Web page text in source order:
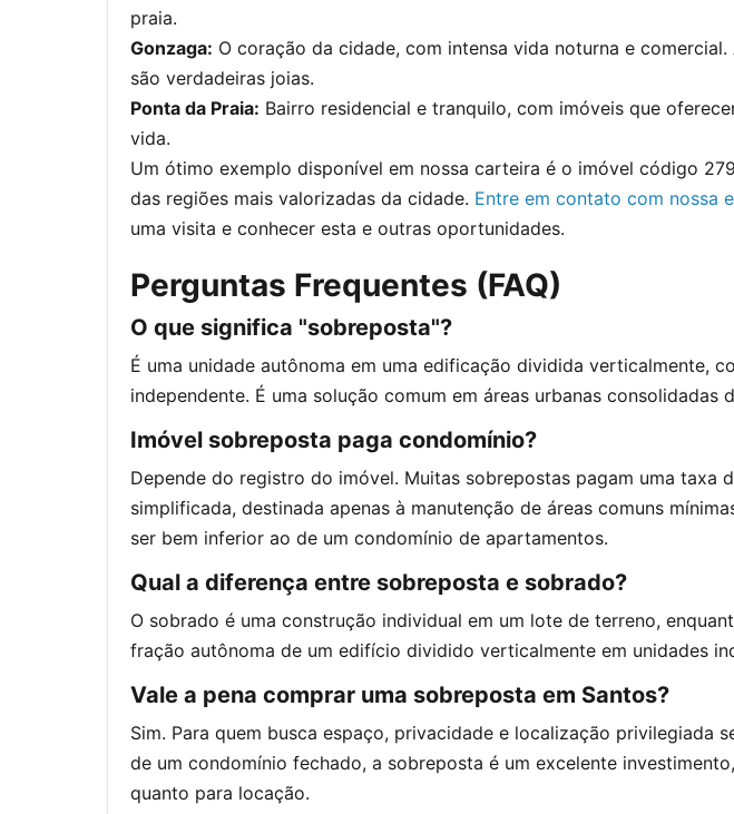
praia.
Gonzaga: O coração da cidade, com intensa vida noturna e
são verdadeiras joias.
Ponta da Praia: Bairro residencial e tranquilo, com imóveis que
vida.
Um ótimo exemplo disponível em nossa carteira é o imóvel código
das regiões mais valorizadas da cidade. Entre em contato com nossa
uma visita e conhecer esta e outras oportunidades.
Perguntas Frequentes (FAQ)
O que significa "sobreposta"?
É uma unidade autônoma em uma edificação dividida verticalmente,
independente. É uma solução comum em áreas urbanas consolidadas
Imóvel sobreposta paga condomínio?
Depende do registro do imóvel. Muitas sobrepostas pagam uma taxa
simplificada, destinada apenas à manutenção de áreas comuns
ser bem inferior ao de um condomínio de apartamentos.
Qual a diferença entre sobreposta e sobrado?
O sobrado é uma construção individual em um lote de terreno,
fração autônoma de um edifício dividido verticalmente em unidades
Vale a pena comprar uma sobreposta em Santos?
Sim. Para quem busca espaço, privacidade e localização privilegiada
de um condomínio fechado, a sobreposta é um excelente
quanto para locação.